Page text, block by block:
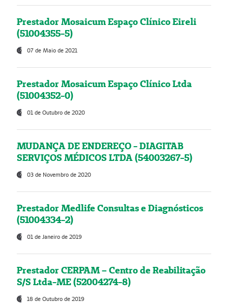
Prestador Mosaicum Espaço Clínico Eireli
(51004355-5)
07 de Maio de 2021
Prestador Mosaicum Espaço Clínico Ltda
(51004352-0)
01 de Outubro de 2020
MUDANÇA DE ENDEREÇO - DIAGITAB
SERVIÇOS MÉDICOS LTDA (54003267-5)
03 de Novembro de 2020
Prestador Medlife Consultas e Diagnósticos
(51004334-2)
01 de Janeiro de 2019
Prestador CERPAM – Centro de Reabilitação
S/S Ltda-ME (52004274-8)
18 de Outubro de 2019